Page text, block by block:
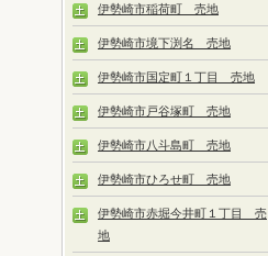
伊勢崎市稲荷町 売地
伊勢崎市境下渕名 売地
伊勢崎市国定町１丁目 売地
伊勢崎市戸谷塚町 売地
伊勢崎市八斗島町 売地
伊勢崎市ひろせ町 売地
伊勢崎市赤堀今井町１丁目 売
地